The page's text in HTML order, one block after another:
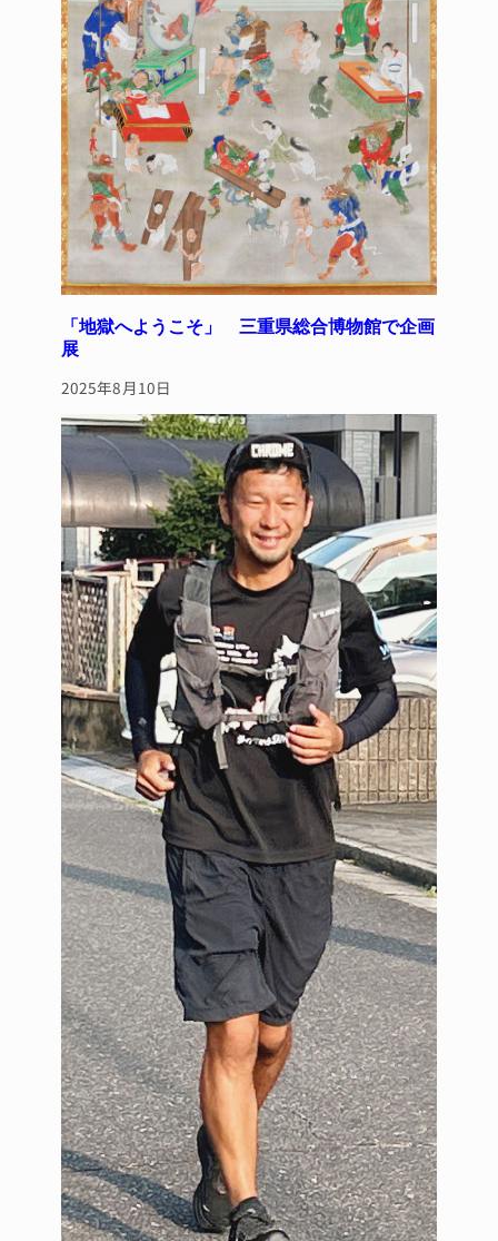
「地獄へようこそ」 三重県総合博物館で企画
展
2025年8月10日